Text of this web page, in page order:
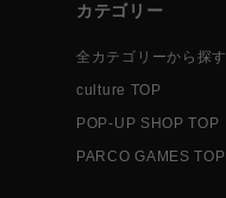
カテゴリー
全カテゴリーから探す
culture TOP
POP-UP SHOP TOP
PARCO GAMES TOP